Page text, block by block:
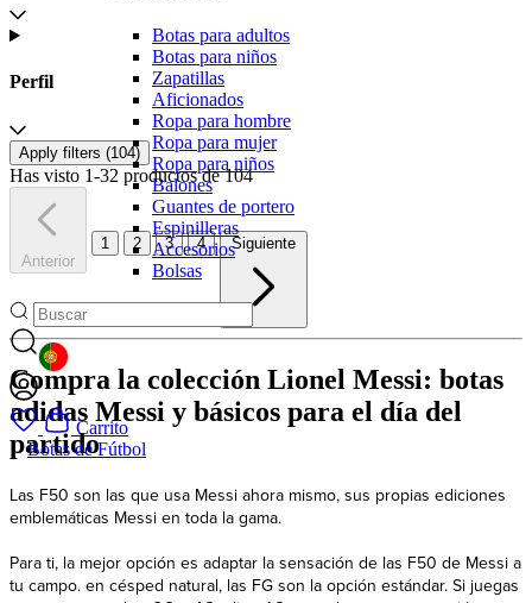
Botas para adultos
Botas para niños
Zapatillas
Aficionados
Ropa para hombre
Ropa para mujer
Ropa para niños
Balones
Guantes de portero
Espinilleras
Accesorios
Bolsas
GEOLOCATION BUTTON: PORTUGAL
Carrito
Botas de Fútbol
Perfil
Apply filters (104)
Has visto 1-32 productos de 104
Anterior
1 2 3 4 Siguiente
Compra la colección Lionel Messi: botas
adidas Messi y básicos para el día del
partido
Las F50 son las que usa Messi ahora mismo, sus propias ediciones
emblemáticas Messi en toda la gama.
Para ti, la mejor opción es adaptar la sensación de las F50 de Messi a
tu campo. en césped natural, las FG son la opción estándar. Si juegas